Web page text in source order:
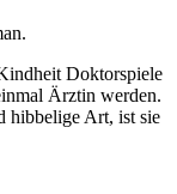
Doktorspiele
Ärztin werden.
hibbelige Art, ist sie